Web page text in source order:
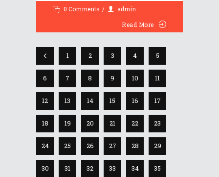
0 Comments
admin
Read More
1 2 3 4 5
6 7 8 9 10 11
12 13 14 15 16 17
18 19 20 21 22 23
24 25 26 27 28 29
30 31 32 33 34 35